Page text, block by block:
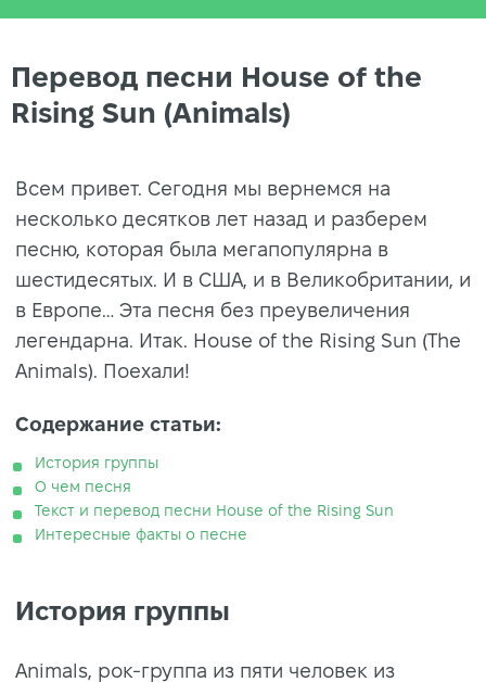
Перевод песни House of the
Rising Sun (Animals)
Всем привет. Сегодня мы вернемся на
несколько десятков лет назад и разберем
песню, которая была мегапопулярна в
шестидесятых. И в США, и в Великобритании, и
в Европе… Эта песня без преувеличения
легендарна. Итак. House of the Rising Sun (The
Animals). Поехали!
Содержание статьи:
История группы
О чем песня
Текст и перевод песни House of the Rising Sun
Интересные факты о песне
История группы
Animals, рок-группа из пяти человек из